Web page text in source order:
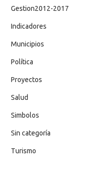
Gestion2012-2017
Indicadores
Municipios
Política
Proyectos
Salud
Simbolos
Sin categoría
Turismo